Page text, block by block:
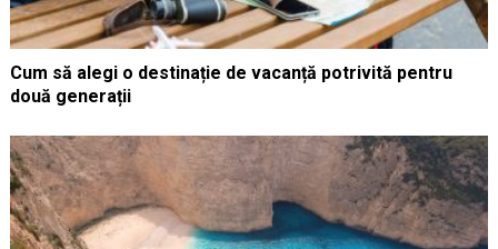
Cum să alegi o destinație de vacanță potrivită pentru
două generații